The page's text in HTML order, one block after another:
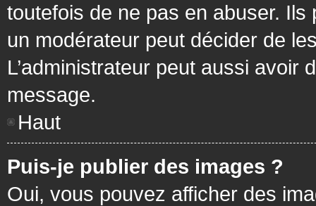
toutefois de ne pas en abuser.
un modérateur peut décider de
L’administrateur peut aussi avoir
message.
Haut
Puis-je publier des images ?
Oui, vous pouvez afficher des